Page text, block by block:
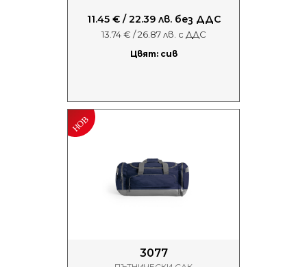
11.45 € / 22.39 лв. без ДДС
13.74 € / 26.87 лв. с ДДС
Цвят: сив
3077